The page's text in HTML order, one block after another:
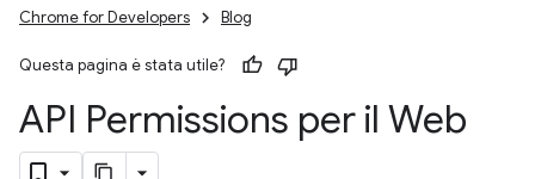
Chrome for Developers Blog
Questa pagina è stata utile?
API Permissions per il Web